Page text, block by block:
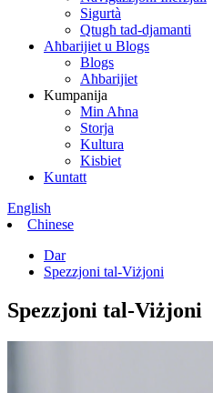
Sigurtà
Qtugħ tad-djamanti
Aħbarijiet u Blogs
Blogs
Aħbarijiet
Kumpanija
Min Aħna
Storja
Kultura
Kisbiet
Kuntatt
English
Chinese
Dar
Spezzjoni tal-Viżjoni
Spezzjoni tal-Viżjoni